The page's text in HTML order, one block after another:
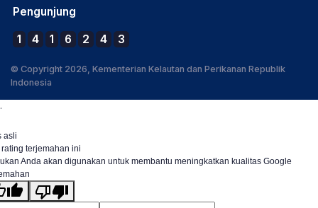
Pengunjung
1 4 1 6 2 4 3
© Copyright 2026, Kementerian Kelautan dan Perikanan Republik
Indonesia
.
asli
terjemahan ini
Anda akan digunakan untuk membantu meningkatkan kualitas Google